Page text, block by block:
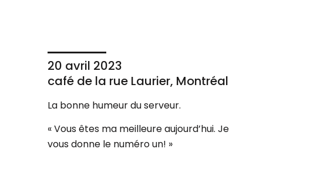
20 avril 2023
café de la rue Laurier, Montréal
La bonne humeur du serveur.
« Vous êtes ma meilleure aujourd’hui. Je
vous donne le numéro un! »